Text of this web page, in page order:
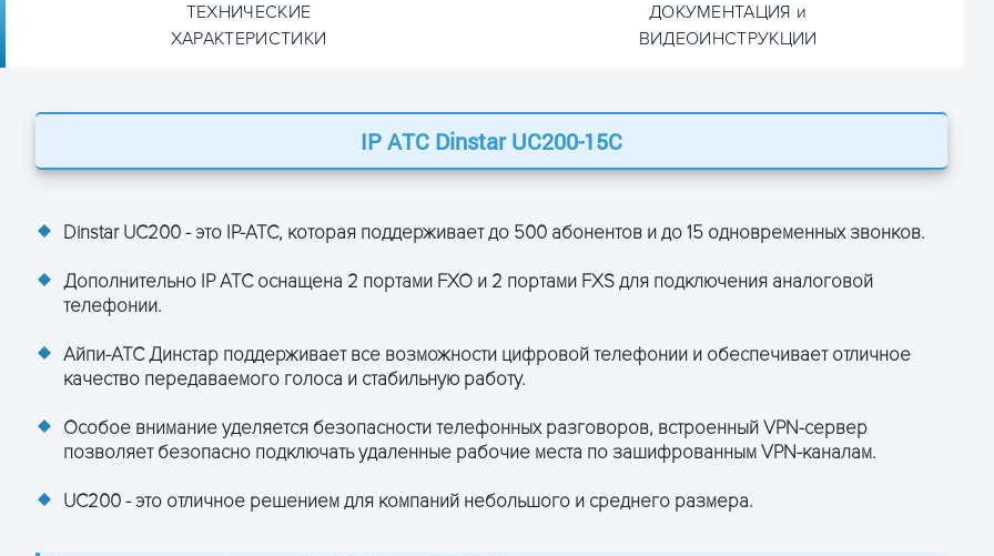
ТЕХНИЧЕСКИЕ
ХАРАКТЕРИСТИКИ
ДОКУМЕНТАЦИЯ и
ВИДЕОИНСТРУКЦИИ
IP ATC Dinstar UC200-15C
Dinstar UC200- это IP-АТС, которая поддерживает до 500 абонентов и до 15 одновременных звонков.
Дополнительно IP АТС оснащена 2 портами FXO и 2 портами FXS для подключения аналоговой
телефонии.
Айпи-АТС Динстар поддерживает все возможности цифровой телефонии и обеспечивает отличное
качество передаваемого голоса и стабильную работу.
Особое внимание уделяется безопасности телефонных разговоров, встроенный VPN-сервер
позволяет безопасно подключать удаленные рабочие места по зашифрованным VPN-каналам.
UC200 - это отличное решением для компаний небольшого и среднего размера.
UC200-15C
FXO 2
15
G.711 A/U, G.723.1, G7.729.A/B
есть
FXO, FXS, USB 2.0, Слот SD
ОСТАВЬТЕ ЗАЯВКУ
ПОЛУЧИТЬ КОНСУЛЬТАЦИЮ
IP ATC Dinstar UC200-15C:
— [ENG]🔍
🔍
Dinstar UC200: